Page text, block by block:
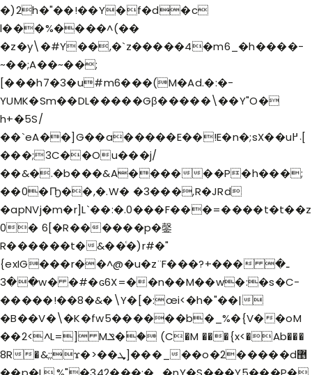
�)2h�"��!��Y�f�d�c
l���%����^(��
�z�y\�#Y��,�`z�����4�m6_�h����-
~��;A��~��;
[���h7�3�u#m6���(M�Ad.�:�-
YUMK�Sm��DL�����Gβ�����\��Y"O�
h+�5S/
��`eA��]G��a�����E��!E�n�;sX��u܁߂[
���;3C��Ou���j/
��&�.�b���&A������P�h���;
��0�Ҧ��,�.W� �3���,R�JRd
�apNVj�m�r]L`��:�.0���F���=����t�t��z
0� 6[�R������p�鏧
R������t�&��ͨ�)r#�"
{exIG���r��^@�u�z¨F���?+���ـ�
��3w� �#�ԍ6X=��n��M��w�:�s�C-
�����!��8�&�\Y�[�:œi<�h�"��|
�B��V�\�K�fw5������b�_%�{V��oM
��2<^L=] Mݏ�ؙ� (C�M ���{x<�Ab���
8R�&;;ϫ�>��ܜ]���_��o�2�����d޵